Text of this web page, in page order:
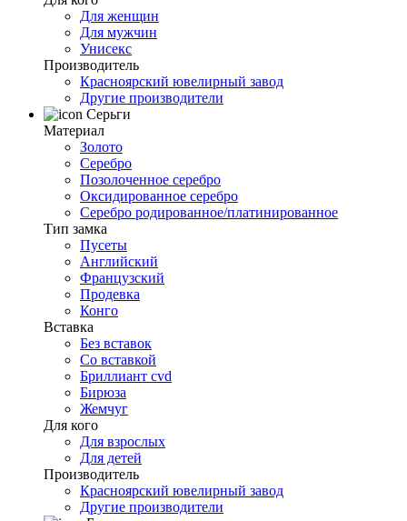
Для женщин
Для мужчин
Унисекс
Производитель
Красноярский ювелирный завод
Другие производители
Серьги
Материал
Золото
Серебро
Позолоченное серебро
Оксидированное серебро
Серебро родированное/платинированное
Тип замка
Пусеты
Английский
Французский
Продевка
Конго
Вставка
Без вставок
Со вставкой
Бриллиант cvd
Бирюза
Жемчуг
Для кого
Для взрослых
Для детей
Производитель
Красноярский ювелирный завод
Другие производители